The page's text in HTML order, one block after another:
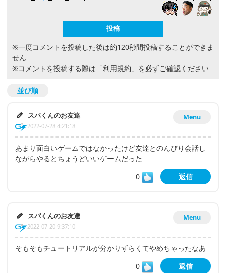
※一度コメントを投稿した後は約120秒間投稿することができま
せん
※コメントを投稿する際は 「利用規約」 を必ずご確認ください
並び順
Menu
スパくんのお友達
2022-07-28 4:21:18
あまり面白いゲームではなかったけど友達とのんびり会話し
ながらやるとちょうどいいゲームだった
0
返信
Menu
スパくんのお友達
2022-07-20 9:37:10
そもそもチュートリアルが分かりずらくてやめちゃったなあ
0
返信